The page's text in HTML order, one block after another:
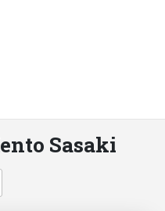
Sasaki